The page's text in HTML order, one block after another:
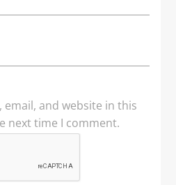
email, and website in this
next time I comment.